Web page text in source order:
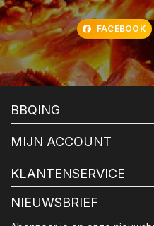
FACEBOOK
BBQING
MIJN ACCOUNT
KLANTENSERVICE
NIEUWSBRIEF